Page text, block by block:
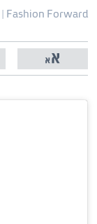
Fashion Forward | ‏